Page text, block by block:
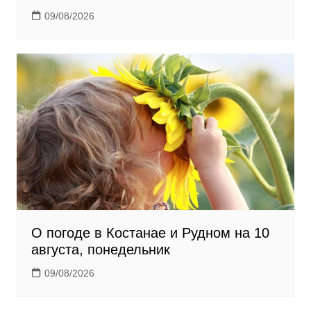
09/08/2026
О погоде в Костанае и Рудном на 10
августа, понедельник
09/08/2026